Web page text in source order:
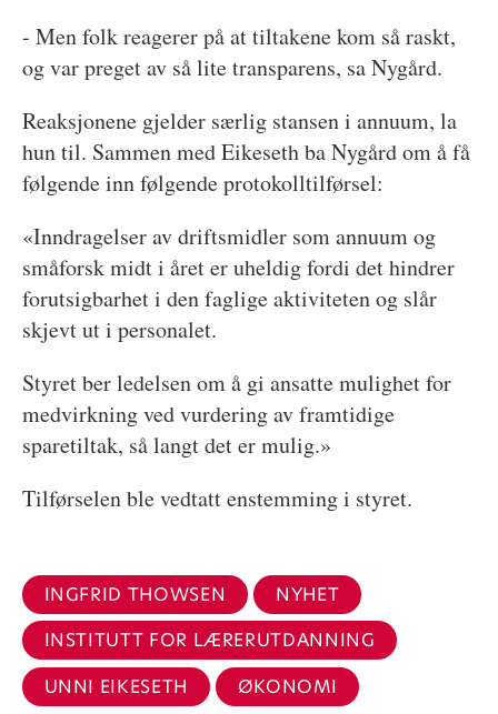
- Men folk reagerer på at tiltakene kom så raskt,
og var preget av så lite transparens, sa Nygård.
Reaksjonene gjelder særlig stansen i annuum, la
hun til. Sammen med Eikeseth ba Nygård om å få
følgende inn følgende protokolltilførsel:
«Inndragelser av driftsmidler som annuum og
småforsk midt i året er uheldig fordi det hindrer
forutsigbarhet i den faglige aktiviteten og slår
skjevt ut i personalet.
Styret ber ledelsen om å gi ansatte mulighet for
medvirkning ved vurdering av framtidige
sparetiltak, så langt det er mulig.»
Tilførselen ble vedtatt enstemming i styret.
INGFRID THOWSEN
NYHET
INSTITUTT FOR LÆRERUTDANNING
UNNI EIKESETH
ØKONOMI